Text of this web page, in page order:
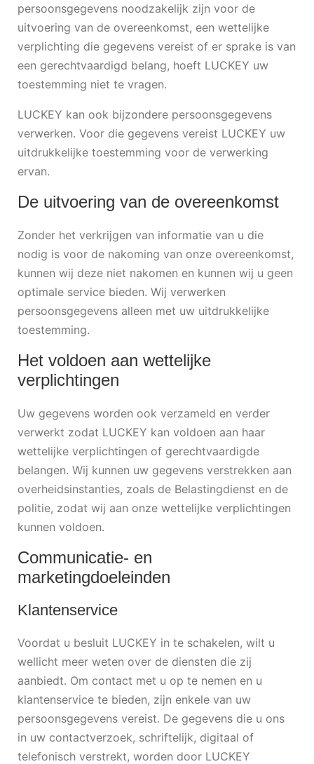
persoonsgegevens noodzakelijk zijn voor de
uitvoering van de overeenkomst, een wettelijke
verplichting die gegevens vereist of er sprake is van
een gerechtvaardigd belang, hoeft LUCKEY uw
toestemming niet te vragen.
LUCKEY kan ook bijzondere persoonsgegevens
verwerken. Voor die gegevens vereist LUCKEY uw
uitdrukkelijke toestemming voor de verwerking
ervan.
De uitvoering van de overeenkomst
Zonder het verkrijgen van informatie van u die
nodig is voor de nakoming van onze overeenkomst,
kunnen wij deze niet nakomen en kunnen wij u geen
optimale service bieden. Wij verwerken
persoonsgegevens alleen met uw uitdrukkelijke
toestemming.
Het voldoen aan wettelijke
verplichtingen
Uw gegevens worden ook verzameld en verder
verwerkt zodat LUCKEY kan voldoen aan haar
wettelijke verplichtingen of gerechtvaardigde
belangen. Wij kunnen uw gegevens verstrekken aan
overheidsinstanties, zoals de Belastingdienst en de
politie, zodat wij aan onze wettelijke verplichtingen
kunnen voldoen.
Communicatie- en
marketingdoeleinden
Klantenservice
Voordat u besluit LUCKEY in te schakelen, wilt u
wellicht meer weten over de diensten die zij
aanbiedt. Om contact met u op te nemen en u
klantenservice te bieden, zijn enkele van uw
persoonsgegevens vereist. De gegevens die u ons
in uw contactverzoek, schriftelijk, digitaal of
telefonisch verstrekt, worden door LUCKEY